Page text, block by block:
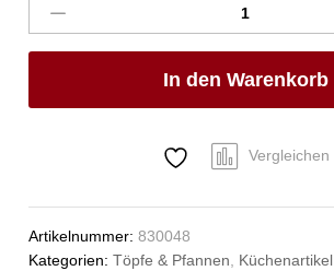
ohne
Deckel,
Profi
Anzahl
In den Warenkorb
Vergleichen
Artikelnummer:830048
Kategorien:Töpfe & Pfannen
Küchenartikel